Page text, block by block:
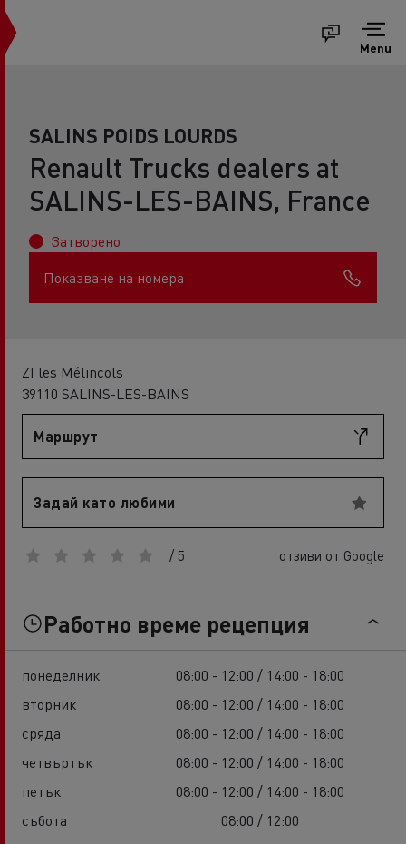
Menu
SALINS POIDS LOURDS
Renault Trucks dealers at
SALINS-LES-BAINS, France
Затворено
Показване на номера
ZI les Mélincols
39110 SALINS-LES-BAINS
Маршрут
Задай като любими
/ 5 отзиви от Google
Работно време рецепция
понеделник
08:00 - 12:00 / 14:00 - 18:00
вторник
08:00 - 12:00 / 14:00 - 18:00
сряда
08:00 - 12:00 / 14:00 - 18:00
четвъртък
08:00 - 12:00 / 14:00 - 18:00
петък
08:00 - 12:00 / 14:00 - 18:00
събота
08:00 / 12:00